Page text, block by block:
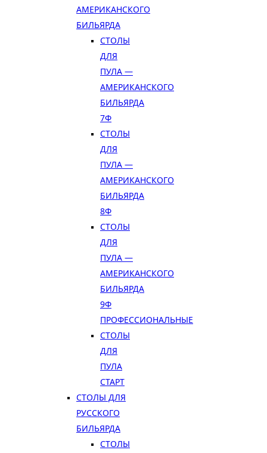
АМЕРИКАНСКОГО
БИЛЬЯРДА
СТОЛЫ
ДЛЯ
ПУЛА —
АМЕРИКАНСКОГО
БИЛЬЯРДА
7Ф
СТОЛЫ
ДЛЯ
ПУЛА —
АМЕРИКАНСКОГО
БИЛЬЯРДА
8Ф
СТОЛЫ
ДЛЯ
ПУЛА —
АМЕРИКАНСКОГО
БИЛЬЯРДА
9Ф
ПРОФЕССИОНАЛЬНЫЕ
СТОЛЫ
ДЛЯ
ПУЛА
СТАРТ
СТОЛЫ ДЛЯ
РУССКОГО
БИЛЬЯРДА
СТОЛЫ